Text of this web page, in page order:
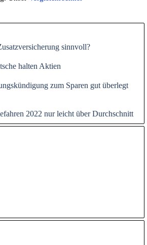
Posts
sinnvoll?
halten Aktien
zum Sparen gut überlegt
2022 nur leicht über Durchschnitt
Posts